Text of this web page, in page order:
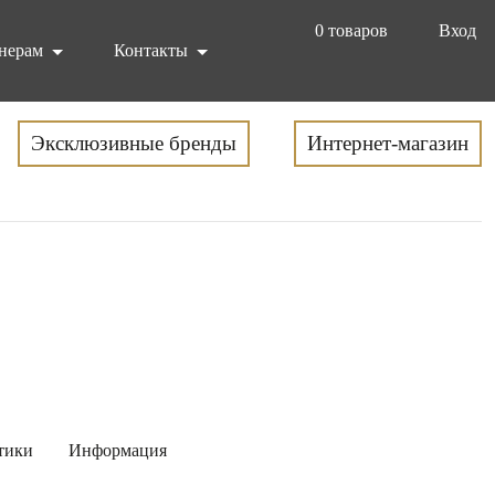
0 товаров
Вход
Контакты
Эксклюзивные бренды Интернет-магазин
Информация